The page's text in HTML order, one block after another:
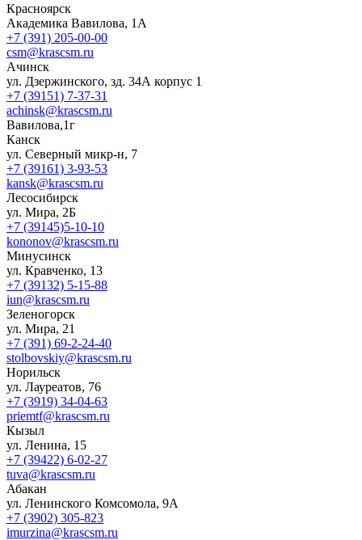
Красноярск
Академика Вавилова, 1А
+7 (391) 205-00-00
csm@krascsm.ru
Ачинск
ул. Дзержинского, зд. 34А корпус 1
+7 (39151) 7-37-31
achinsk@krascsm.ru
Вавилова,1г
Канск
ул. Северный микр-н, 7
+7 (39161) 3-93-53
kansk@krascsm.ru
Лесосибирск
ул. Мира, 2Б
+7 (39145)5-10-10
kononov@krascsm.ru
Минусинск
ул. Кравченко, 13
+7 (39132) 5-15-88
iun@krascsm.ru
Зеленогорск
ул. Мира, 21
+7 (391) 69-2-24-40
stolbovskiy@krascsm.ru
Норильск
ул. Лауреатов, 76
+7 (3919) 34-04-63
priemtf@krascsm.ru
Кызыл
ул. Ленина, 15
+7 (39422) 6-02-27
tuva@krascsm.ru
Абакан
ул. Ленинского Комсомола, 9А
+7 (3902) 305-823
imurzina@krascsm.ru